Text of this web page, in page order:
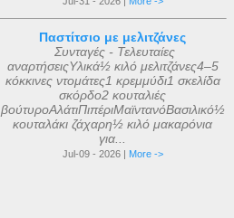
Παστίτσιο με μελιτζάνες
Συνταγές - Τελευταίες
αναρτήσειςΥλικά½ κιλό μελιτζάνες4–5
κόκκινες ντομάτες1 κρεμμύδι1 σκελίδα
σκόρδο2 κουταλιές
βούτυροΑλάτιΠιπέριΜαϊντανόΒασιλικό½
κουταλάκι ζάχαρη½ κιλό μακαρόνια
για...
Jul-09 - 2026 | More ->